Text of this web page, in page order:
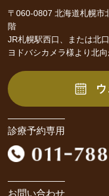
〒060-0807 北海道札幌市
階
JR札幌駅西口、または北
ヨドバシカメラ様より北
診療予約専用
お問い合わせ